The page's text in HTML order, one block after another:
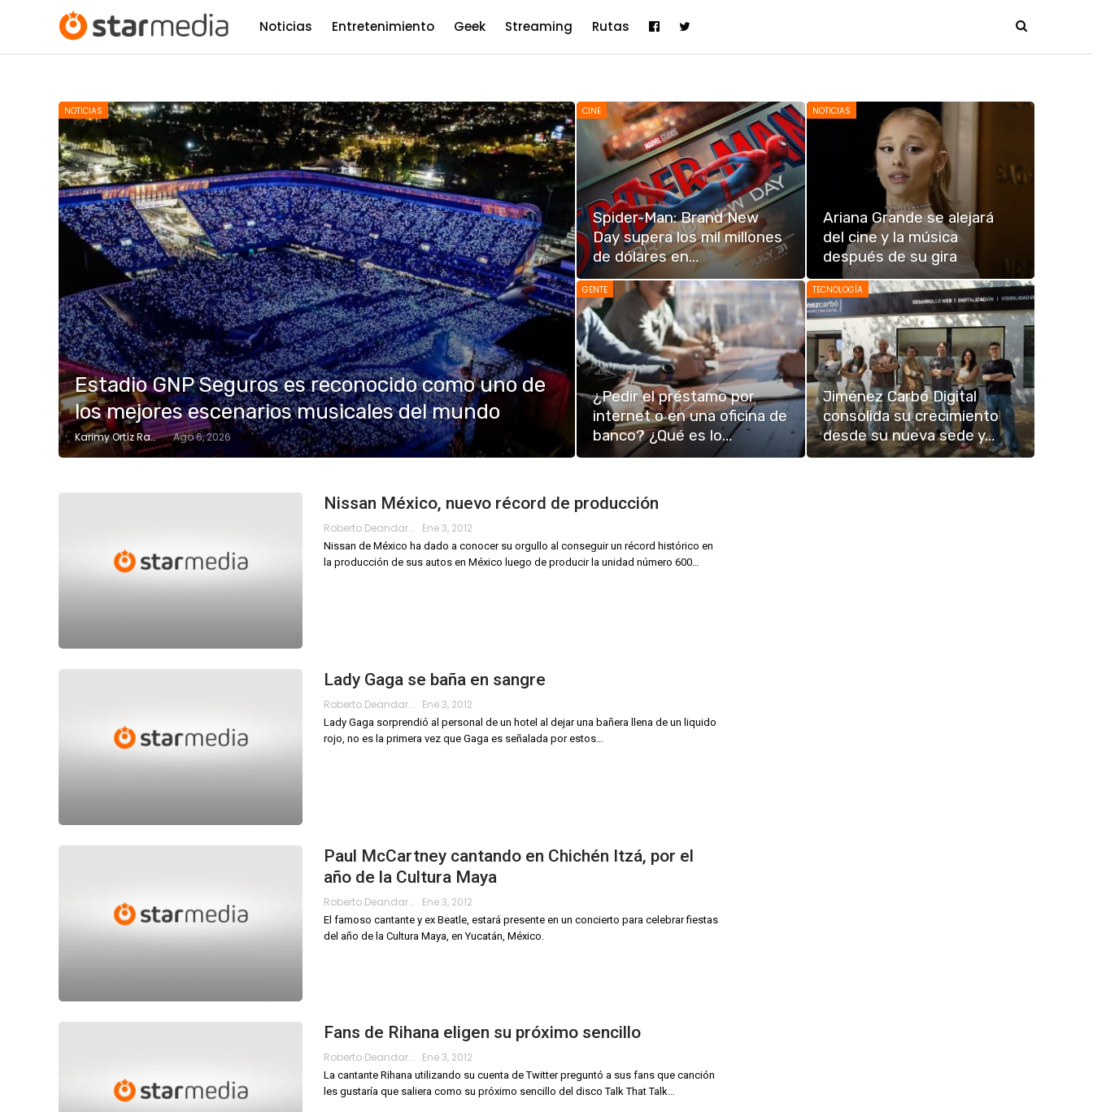
Noticias Entretenimiento Geek Streaming Rutas
NOTICIAS
Estadio GNP Seguros es reconocido como uno de
los mejores escenarios musicales del mundo
Karimy Ortíz Ramos Ago 6, 2026
CINE
Spider-Man: Brand New
Day supera los mil millones
de dólares en…
NOTICIAS
Ariana Grande se alejará
del cine y la música
después de su gira
GENTE
¿Pedir el préstamo por
internet o en una oficina de
banco? ¿Qué es lo…
TECNOLOGÍA
Jiménez Carbó Digital
consolida su crecimiento
desde su nueva sede y…
Nissan México, nuevo récord de producción
Roberto.deandar Ene 3, 2012
Nissan de México ha dado a conocer su orgullo al conseguir un récord histórico en
la producción de sus autos en México luego de producir la unidad número 600…
Lady Gaga se baña en sangre
Roberto.deandar Ene 3, 2012
Lady Gaga sorprendió al personal de un hotel al dejar una bañera llena de un liquido
rojo, no es la primera vez que Gaga es señalada por estos…
Paul McCartney cantando en Chichén Itzá, por el
año de la Cultura Maya
Roberto.deandar Ene 3, 2012
El famoso cantante y ex Beatle, estará presente en un concierto para celebrar fiestas
del año de la Cultura Maya, en Yucatán, México.
Fans de Rihana eligen su próximo sencillo
Roberto.deandar Ene 3, 2012
La cantante Rihana utilizando su cuenta de Twitter preguntó a sus fans que canción
les gustaría que saliera como su próximo sencillo del disco Talk That Talk…